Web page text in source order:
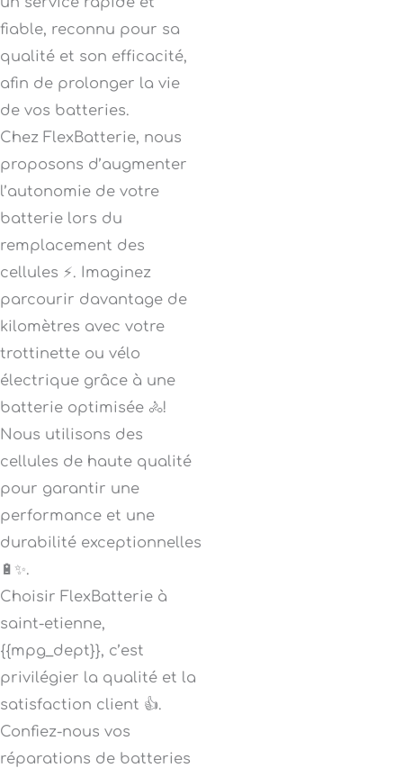
fiable, reconnu pour sa
qualité et son efficacité,
afin de prolonger la vie
de vos batteries.
Chez FlexBatterie, nous
proposons d’augmenter
l’autonomie de votre
batterie lors du
remplacement des
cellules ⚡. Imaginez
parcourir davantage de
kilomètres avec votre
trottinette ou vélo
électrique grâce à une
batterie optimisée 🚴!
Nous utilisons des
cellules de haute qualité
pour garantir une
performance et une
durabilité exceptionnelles
🔋✨.
Choisir FlexBatterie à
saint-etienne,
{{mpg_dept}}, c’est
privilégier la qualité et la
satisfaction client 👍.
Confiez-nous vos
réparations de batteries